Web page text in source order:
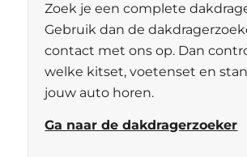
Zoek je een complete
Gebruik dan de
contact met ons op. Dan
welke kitset, voetenset en
jouw auto horen.
Ga naar de dakdragerzoeker